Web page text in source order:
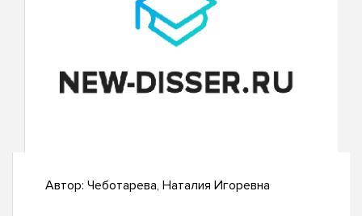
Автор: Чеботарева, Наталия Игоревна